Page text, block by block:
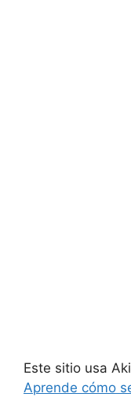
Este sitio usa
Aprende cómo